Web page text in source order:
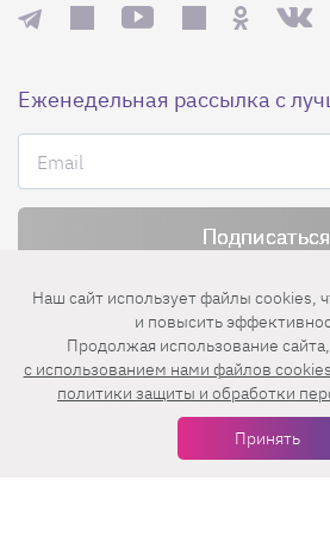
Еженедельная рассылка с
Нажимая на кнопку «Подписаться», вы
пользовательского соглашения
Нашли ошибку? Выделите ее
Ctrl+Enter
Наш сайт использует файлы cookies,
и повысить
Продолжая использование
c использованием нами файлов cookies
политики защиты и обработки
Принять